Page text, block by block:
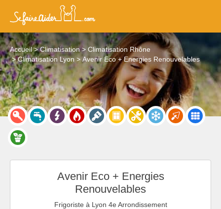
Accueil Climatisation
Climatisation Rhône
Climatisation Lyon
Avenir Eco + Energies Renouvelables
Avenir Eco + Energies
Renouvelables
Frigoriste à Lyon 4e Arrondissement